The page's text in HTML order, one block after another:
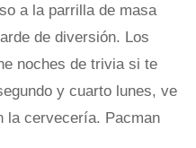
a la parrilla de masa
de diversión. Los
noches de trivia si te
y cuarto lunes, ve
la cervecería. Pacman